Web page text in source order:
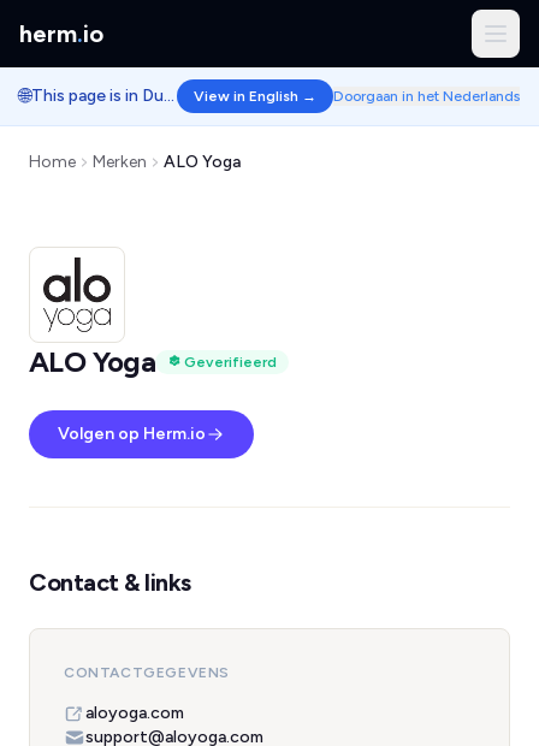
herm.io
🌐 This page is in Dutch. View in English → Doorgaan in het Nederlands
Home Merken ALO Yoga
ALO Yoga Geverifieerd
Volgen op Herm.io
Contact & links
CONTACTGEGEVENS
aloyoga.com
support@aloyoga.com